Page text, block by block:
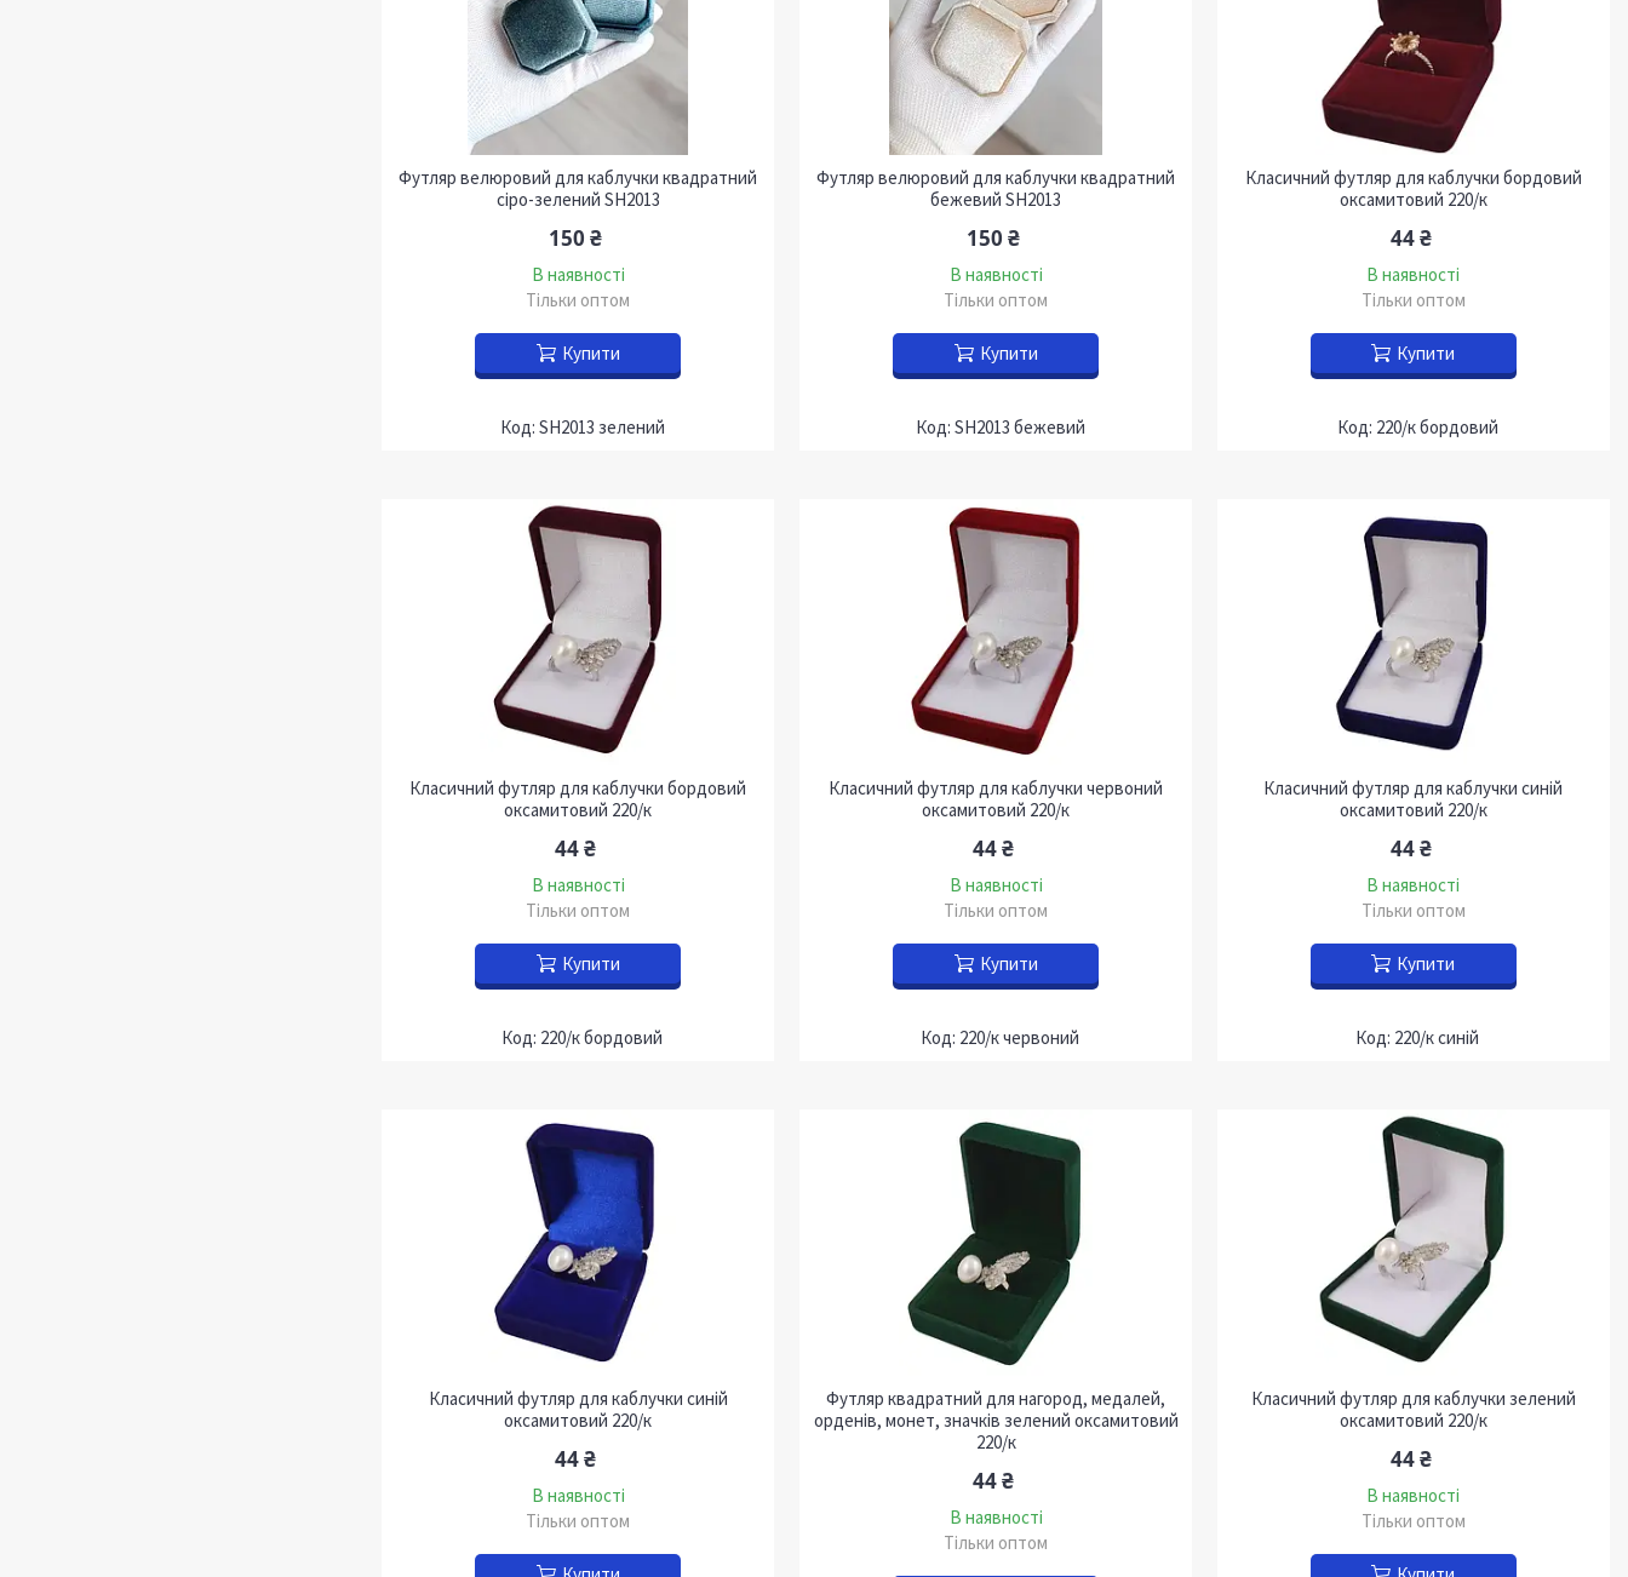
Футляр велюровий для каблучки квадратний
сіро-зелений SH2013
150 ₴
В наявності
Тільки оптом
Купити
SH2013 зелений
Футляр велюровий для каблучки квадратний
бежевий SH2013
150 ₴
В наявності
Тільки оптом
Купити
SH2013 бежевий
Класичний футляр для каблучки бордовий
оксамитовий 220/к
44 ₴
В наявності
Тільки оптом
Купити
220/к бордовий
Класичний футляр для каблучки бордовий
оксамитовий 220/к
44 ₴
В наявності
Тільки оптом
Купити
220/к бордовий
Класичний футляр для каблучки червоний
оксамитовий 220/к
44 ₴
В наявності
Тільки оптом
Купити
220/к червоний
Класичний футляр для каблучки синій
оксамитовий 220/к
44 ₴
В наявності
Тільки оптом
Купити
220/к синій
Класичний футляр для каблучки синій
оксамитовий 220/к
44 ₴
В наявності
Тільки оптом
Футляр квадратний для нагород, медалей,
орденів, монет, значків зелений оксамитовий
220/к
44 ₴
В наявності
Тільки оптом
Класичний футляр для каблучки зелений
оксамитовий 220/к
44 ₴
В наявності
Тільки оптом